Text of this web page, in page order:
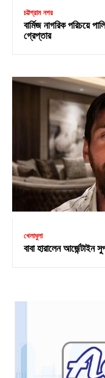
চট্টগ্রাম নগর
বার্মিজ নাগরিক পরিচয়ে
গ্রেপ্তার
খেলাধুলা
বাবা হারালেন আর্জেন্টাইন